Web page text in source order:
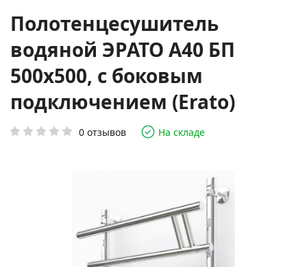
Полотенцесушитель
водяной ЭРАТО А40 БП
500x500, с боковым
подключением (Erato)
0 отзывов На складе